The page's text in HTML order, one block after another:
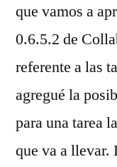
que vamos a
0.6.5.2 de
referente a las
agregué la
para una tarea
que va a llevar.